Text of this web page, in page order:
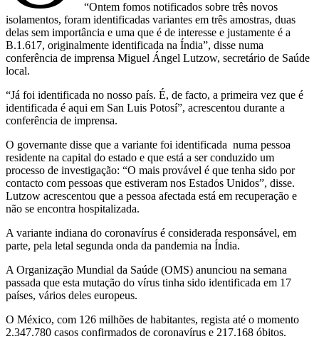
“Ontem fomos notificados sobre três novos
isolamentos, foram identificadas variantes em três amostras, duas
delas sem importância e uma que é de interesse e justamente é a
B.1.617, originalmente identificada na Índia”, disse numa
conferência de imprensa Miguel Ángel Lutzow, secretário de Saúde
local.
“Já foi identificada no nosso país. É, de facto, a primeira vez que é
identificada é aqui em San Luis Potosí”, acrescentou durante a
conferência de imprensa.
O governante disse que a variante foi identificada numa pessoa
residente na capital do estado e que está a ser conduzido um
processo de investigação: “O mais provável é que tenha sido por
contacto com pessoas que estiveram nos Estados Unidos”, disse.
Lutzow acrescentou que a pessoa afectada está em recuperação e
não se encontra hospitalizada.
A variante indiana do coronavírus é considerada responsável, em
parte, pela letal segunda onda da pandemia na Índia.
A Organização Mundial da Saúde (OMS) anunciou na semana
passada que esta mutação do vírus tinha sido identificada em 17
países, vários deles europeus.
O México, com 126 milhões de habitantes, regista até o momento
2.347.780 casos confirmados de coronavírus e 217.168 óbitos.